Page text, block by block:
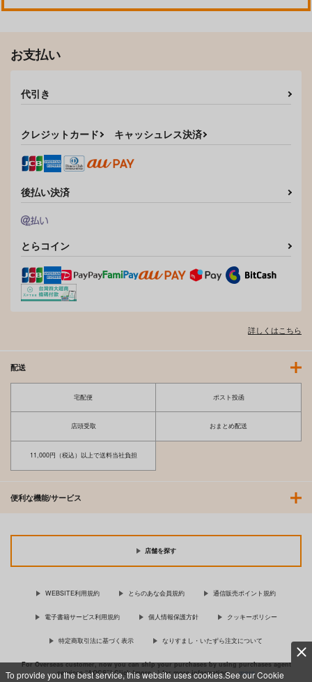
To provide you the best service, this website uses cookies.See our Cookie
お支払い
代引き
クレジットカード キャッシュレス決済
後払い決済
とらコイン
詳しくはこちら
配送
宅配便 ポスト投函
店頭受取 おまとめ配送
11,000円（税込）以上で送料当社負担
便利な機能/サービス
店舗を探す
WEBSITE利用規約 とらのあな会員規約 通信販売ポイント規約
電子書籍サービス利用規約 個人情報保護方針 クッキーポリシー
特定商取引法に基づく表示 なりすまし・いたずら注文について
For Overseas customer, now you can ship your purchases by using purchases agent
services “AOCS”! Click {more…} for more information …more